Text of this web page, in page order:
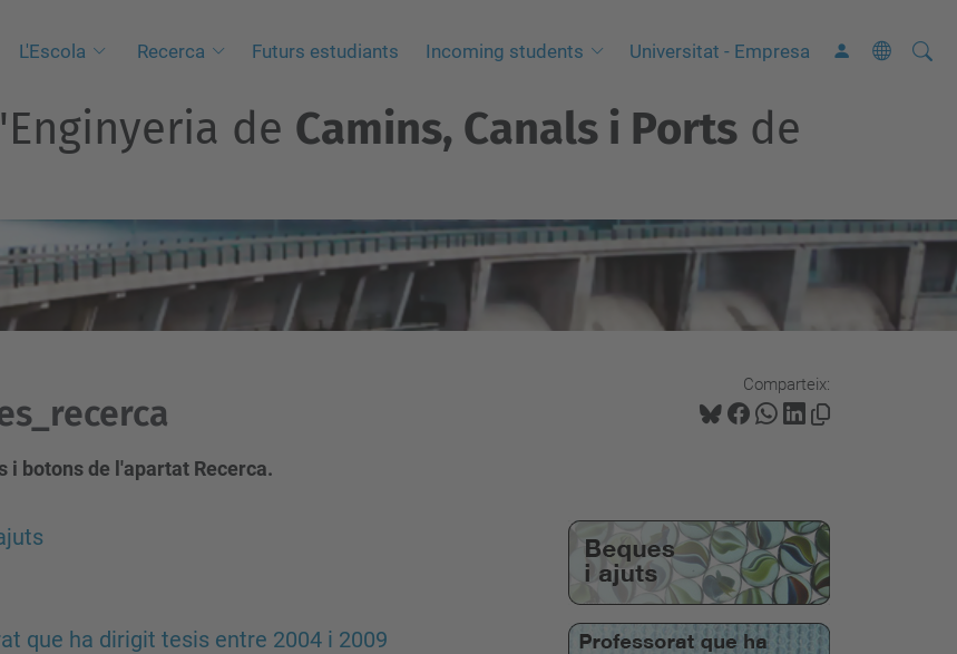
L'Escola Recerca Futurs estudiants Incoming students Universitat - Empresa Cerca
C
v
a
de Camins, Canals i Portsde
Comparteix:
i botons de l'apartat Recerca.
que ha dirigit tesis entre 2004 i 2009